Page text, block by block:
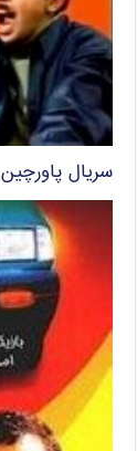
سریال پاورچین ۱۳۸۱